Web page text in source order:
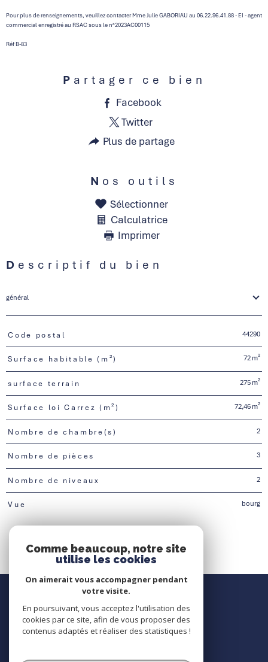
Pour plus de renseignements, veuillez contacter Mme Julie GABORIAU au 06.22.96.41.88 - EI - agent
commercial enregistré au RSAC sous le n°2023AC00115
Réf B-83
Partager ce bien
Facebook
Twitter
Plus de partage
Nos outils
Sélectionner
Calculatrice
Imprimer
Descriptif du bien
général
TRAD_PAMPERO_Caracteristique
Code postal 44290
Surface habitable (m²) 72 m²
surface terrain 275 m²
Surface loi Carrez (m²) 72,46 m²
Nombre de chambre(s) 2
Nombre de pièces 3
Nombre de niveaux 2
Vue bourg
Nous contacter
Contact
Nous suivre
Comme beaucoup, notre site
utilise les cookies
On aimerait vous accompagner pendant
votre visite.
En poursuivant, vous acceptez l'utilisation des
cookies par ce site, afin de vous proposer des
contenus adaptés et réaliser des statistiques !